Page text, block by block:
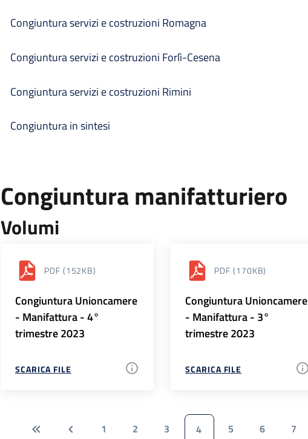
Congiuntura servizi e costruzioni Romagna
Congiuntura servizi e costruzioni Forlì-Cesena
Congiuntura servizi e costruzioni Rimini
Congiuntura in sintesi
Congiuntura manifatturiero
Volumi
PDF (152KB)
Congiuntura Unioncamere
- Manifattura - 4°
trimestre 2023
SCARICA FILE
PDF (170KB)
Congiuntura Unioncamere
- Manifattura - 3°
trimestre 2023
SCARICA FILE
1 2 3 4 5 6 7